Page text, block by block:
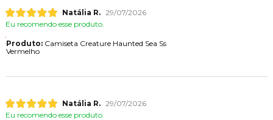
Natália R. 29/07/2026
Eu recomendo esse produto.
Produto:Camiseta Creature Haunted Sea Ss
Vermelho
Natália R. 29/07/2026
Eu recomendo esse produto.